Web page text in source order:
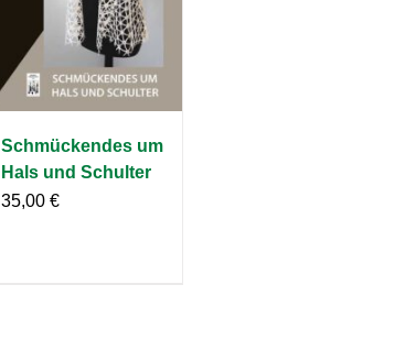
Schmückendes um
Hals und Schulter
35,00€